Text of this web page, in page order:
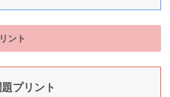
ント
プリント